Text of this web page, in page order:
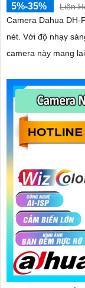
5%-35%
Liên
Camera Dahua DH-
nét. Với độ nhạy sáng 0.0005 lux@F1.0 và công nghệ AI-ISP,
camera này mang